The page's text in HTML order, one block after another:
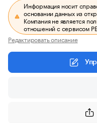
Информация носит
основании данных из
Компания не является
отношений с сервисом
Редактировать описание